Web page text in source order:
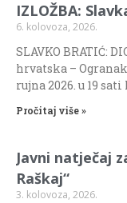
IZLOŽBA:
6. kolovoza, 2026.
SLAVKO BRATIĆ:
hrvatska –
rujna 2026. u 19
Pročitaj više »
Javni natječaj
Raškaj“
3. kolovoza, 2026.